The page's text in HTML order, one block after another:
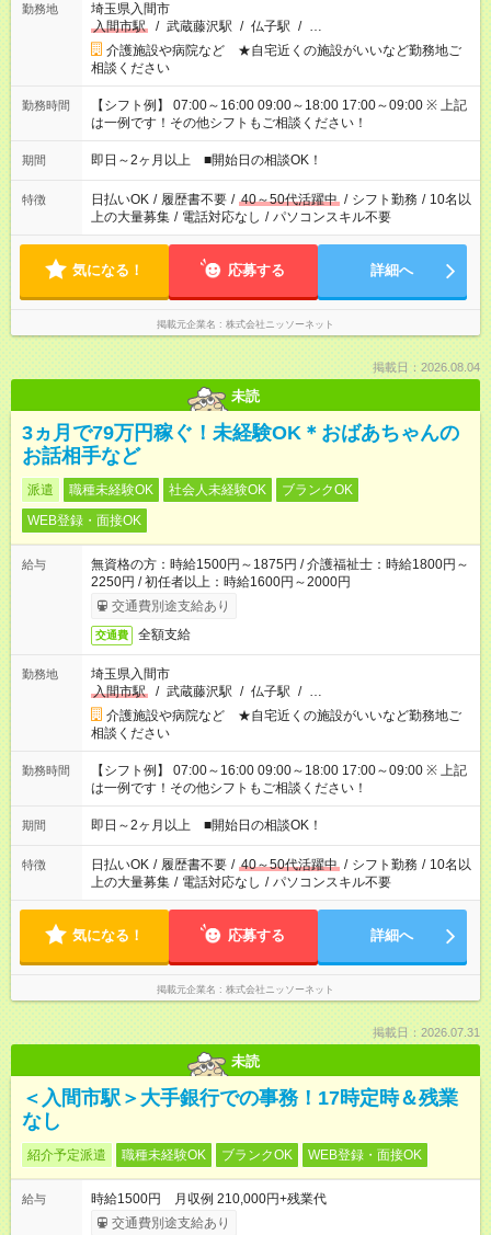
勤務地
埼玉県入間市
入間市駅
/ 武蔵藤沢駅 / 仏子駅 / …
介護施設や病院など ★自宅近くの施設がいいなど勤務地ご
相談ください
勤務時間
【シフト例】 07:00～16:00 09:00～18:00 17:00～09:00 ※ 上記
は一例です！その他シフトもご相談ください！
期間 即日～2ヶ月以上 ■開始日の相談OK！
特徴 日払いOK / 履歴書不要 / 40～50代活躍中 / シフト勤務 / 10名以
上の大量募集 / 電話対応なし / パソコンスキル不要
気になる！ 応募する 詳細へ
掲載元企業名 株式会社ニッソーネット
掲載日：2026.08.04
未読
3ヵ月で79万円稼ぐ！未経験OK＊おばあちゃんの
お話相手など
派遣 職種未経験OK 社会人未経験OK
ブランクOK
WEB登録・面接OK
給与
無資格の方：時給1500円～1875円 / 介護福祉士：時給1800円～
2250円 / 初任者以上：時給1600円～2000円
交通費別途支給あり
交通費 全額支給
勤務地
埼玉県入間市
入間市駅
/ 武蔵藤沢駅 / 仏子駅 / …
介護施設や病院など ★自宅近くの施設がいいなど勤務地ご
相談ください
勤務時間
【シフト例】 07:00～16:00 09:00～18:00 17:00～09:00 ※ 上記
は一例です！その他シフトもご相談ください！
期間 即日～2ヶ月以上 ■開始日の相談OK！
特徴 日払いOK / 履歴書不要 / 40～50代活躍中 / シフト勤務 / 10名以
上の大量募集 / 電話対応なし / パソコンスキル不要
気になる！ 応募する 詳細へ
掲載元企業名 株式会社ニッソーネット
掲載日：2026.07.31
未読
＜入間市駅＞大手銀行での事務！17時定時＆残業
なし
紹介予定派遣 職種未経験OK ブランクOK WEB登録・面接OK
給与
時給1500円 月収例 210,000円+残業代
交通費別途支給あり